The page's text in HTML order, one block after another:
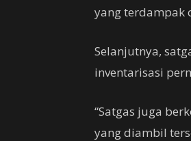
yang terdampak
Selanjutnya,
inventarisasi
“Satgas juga
yang diambil